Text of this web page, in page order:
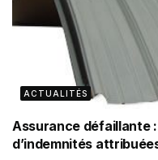
ACTUALITÉS
Assurance défaillante :
d’indemnités